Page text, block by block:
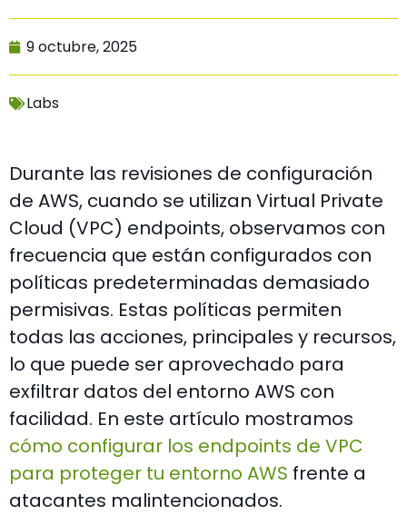
9 octubre, 2025
Labs
Durante las revisiones de configuración
de AWS, cuando se utilizan Virtual Private
Cloud (VPC) endpoints, observamos con
frecuencia que están configurados con
políticas predeterminadas demasiado
permisivas. Estas políticas permiten
todas las acciones, principales y recursos,
lo que puede ser aprovechado para
exfiltrar datos del entorno AWS con
facilidad. En este artículo mostramos
cómo configurar los endpoints de VPC
para proteger tu entorno AWS frente a
atacantes malintencionados.